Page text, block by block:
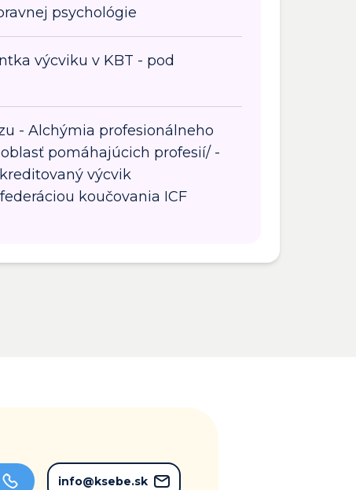
psychológie
výcviku v KBT - pod
- Alchýmia profesionálneho
pomáhajúcich profesií/ -
výcvik
koučovania ICF
info@ksebe.sk